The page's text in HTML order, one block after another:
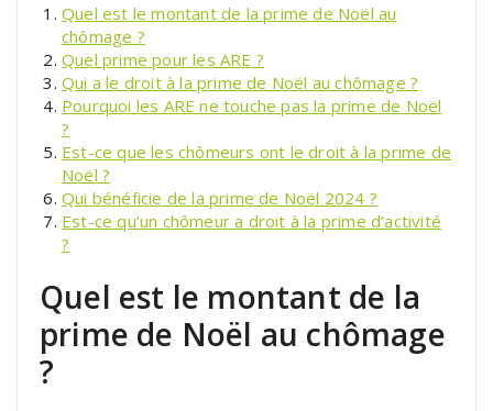
Quel est le montant de la prime de Noël au
chômage ?
Quel prime pour les ARE ?
Qui a le droit à la prime de Noël au chômage ?
Pourquoi les ARE ne touche pas la prime de Noël
?
Est-ce que les chômeurs ont le droit à la prime de
Noël ?
Qui bénéficie de la prime de Noël 2024 ?
Est-ce qu’un chômeur a droit à la prime d’activité
?
Quel est le montant de la
prime de Noël au chômage
?